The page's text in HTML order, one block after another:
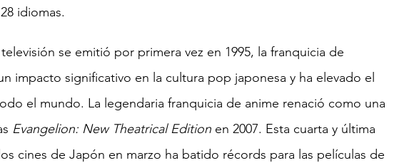
idiomas.
se emitió por primera vez en 1995, la franquicia de
impacto significativo en la cultura pop japonesa y ha elevado el
el mundo. La legendaria franquicia de anime renació como una
Evangelion: New Theatrical Edition en 2007. Esta cuarta y última
cines de Japón en marzo ha batido récords para las películas de